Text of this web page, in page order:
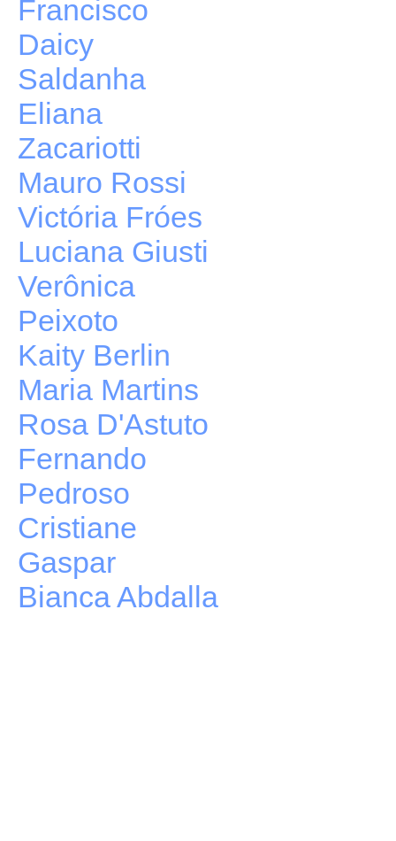
Francisco
Daicy
Saldanha
Eliana
Zacariotti
Mauro Rossi
Victória Fróes
Luciana Giusti
Verônica
Peixoto
Kaity Berlin
Maria Martins
Rosa D'Astuto
Fernando
Pedroso
Cristiane
Gaspar
Bianca Abdalla